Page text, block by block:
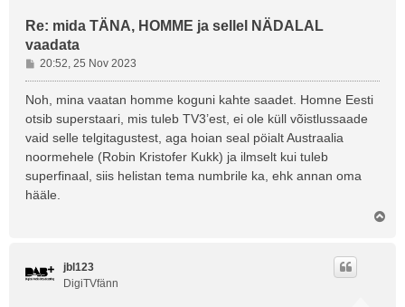
Re: mida TÄNA, HOMME ja sellel NÄDALAL
vaadata
P
o
s
t
u
s
20:52, 25 Nov 2023
Noh, mina vaatan homme koguni kahte saadet. Homne Eesti
otsib superstaari, mis tuleb TV3’est, ei ole küll võistlussaade
vaid selle telgitagustest, aga hoian seal pöialt Austraalia
noormehele (Robin Kristofer Kukk) ja ilmselt kui tuleb
superfinaal, siis helistan tema numbrile ka, ehk annan oma
hääle.
jbl123
DigiTVfänn